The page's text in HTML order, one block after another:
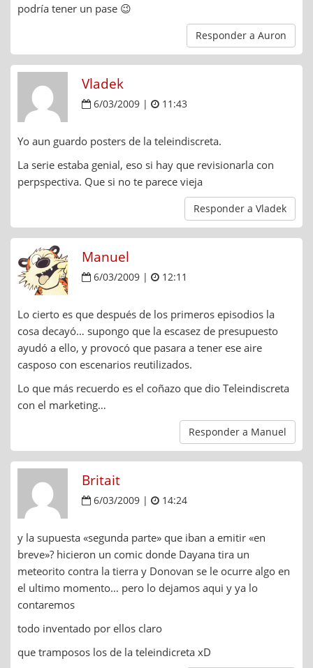
podría tener un pase 😉
Responder a Auron
Vladek
6/03/2009 | 11:43
Yo aun guardo posters de la teleindiscreta.
La serie estaba genial, eso si hay que revisionarla con
perpspectiva. Que si no te parece vieja
Responder a Vladek
Manuel
6/03/2009 | 12:11
Lo cierto es que después de los primeros episodios la
cosa decayó… supongo que la escasez de presupuesto
ayudó a ello, y provocó que pasara a tener ese aire
casposo con escenarios reutilizados.
Lo que más recuerdo es el coñazo que dio Teleindiscreta
con el marketing…
Responder a Manuel
Britait
6/03/2009 | 14:24
y la supuesta «segunda parte» que iban a emitir «en
breve»? hicieron un comic donde Dayana tira un
meteorito contra la tierra y Donovan se le ocurre algo en
el ultimo momento… pero lo dejamos aqui y ya lo
contaremos
todo inventado por ellos claro
que tramposos los de la teleindicreta xD